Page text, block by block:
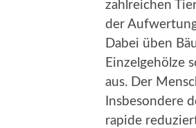
zahlreichen
der
Dabei üben
Einzelgehölze
aus. Der
Insbesondere
rapide